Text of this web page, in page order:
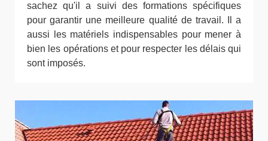
sachez qu'il a suivi des formations spécifiques
pour garantir une meilleure qualité de travail. Il a
aussi les matériels indispensables pour mener à
bien les opérations et pour respecter les délais qui
sont imposés.